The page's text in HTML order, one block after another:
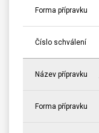
Forma přípravku
Číslo schválení
Název přípravku
Forma přípravku